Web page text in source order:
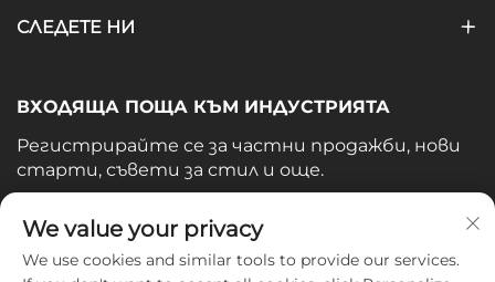
СЛЕДЕТЕ НИ
ВХОДЯЩА ПОЩА КЪМ ИНДУСТРИЯТА
Регистрирайте се за частни продажби, нови
старти, съвети за стил и още.
Вашият имейл
We value your privacy
We use cookies and similar tools to provide our services.